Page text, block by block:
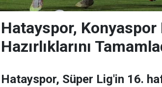
Hatayspor, Konyaspor
Hazırlıklarını
Hatayspor, Süper Lig'in 16.